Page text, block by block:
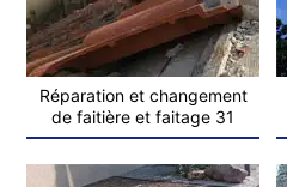
Réparation et changement
de faitière et faitage 31